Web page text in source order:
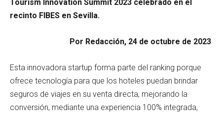
Tourism Innovation Summit 2023 celebrado en el
recinto FIBES en Sevilla.
Por Redacción, 24 de octubre de 2023
Esta innovadora startup forma parte del ranking porque
ofrece tecnología para que los hoteles puedan brindar
seguros de viajes en su venta directa, mejorando la
conversión, mediante una experiencia 100% integrada,